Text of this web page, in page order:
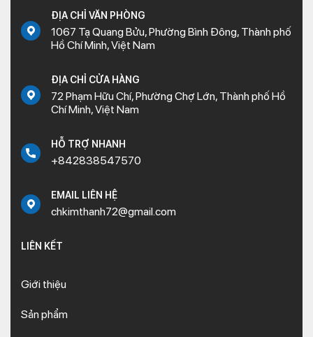
ĐỊA CHỈ VĂN PHÒNG
1067 Tạ Quang Bửu, Phường Bình Đông, Thành phố
Hồ Chí Minh, Việt Nam
ĐỊA CHỈ CỬA HÀNG
72 Phạm Hữu Chí, Phường Chợ Lớn, Thành phố Hồ
Chí Minh, Việt Nam
HỖ TRỢ NHANH
+842838547570
EMAIL LIÊN HỆ
chkimthanh72@gmail.com
LIÊN KẾT
Giới thiệu
Sản phẩm